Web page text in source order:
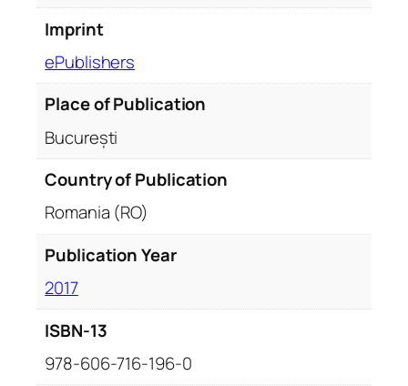
Imprint
ePublishers
Place of Publication
București
Country of Publication
Romania (RO)
Publication Year
2017
ISBN-13
978-606-716-196-0